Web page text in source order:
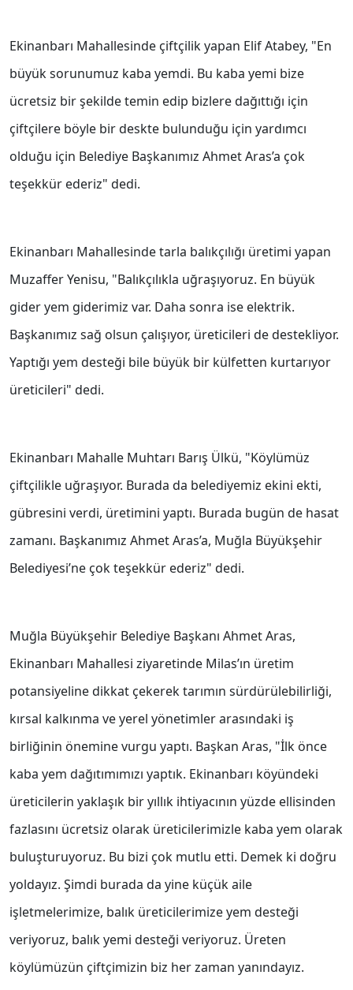
Ekinanbarı Mahallesinde çiftçilik yapan Elif Atabey, "En
büyük sorunumuz kaba yemdi. Bu kaba yemi bize
ücretsiz bir şekilde temin edip bizlere dağıttığı için
çiftçilere böyle bir deskte bulunduğu için yardımcı
olduğu için Belediye Başkanımız Ahmet Aras’a çok
teşekkür ederiz" dedi.
Ekinanbarı Mahallesinde tarla balıkçılığı üretimi yapan
Muzaffer Yenisu, "Balıkçılıkla uğraşıyoruz. En büyük
gider yem giderimiz var. Daha sonra ise elektrik.
Başkanımız sağ olsun çalışıyor, üreticileri de destekliyor.
Yaptığı yem desteği bile büyük bir külfetten kurtarıyor
üreticileri" dedi.
Ekinanbarı Mahalle Muhtarı Barış Ülkü, "Köylümüz
çiftçilikle uğraşıyor. Burada da belediyemiz ekini ekti,
gübresini verdi, üretimini yaptı. Burada bugün de hasat
zamanı. Başkanımız Ahmet Aras’a, Muğla Büyükşehir
Belediyesi’ne çok teşekkür ederiz" dedi.
Muğla Büyükşehir Belediye Başkanı Ahmet Aras,
Ekinanbarı Mahallesi ziyaretinde Milas’ın üretim
potansiyeline dikkat çekerek tarımın sürdürülebilirliği,
kırsal kalkınma ve yerel yönetimler arasındaki iş
birliğinin önemine vurgu yaptı. Başkan Aras, "İlk önce
kaba yem dağıtımımızı yaptık. Ekinanbarı köyündeki
üreticilerin yaklaşık bir yıllık ihtiyacının yüzde ellisinden
fazlasını ücretsiz olarak üreticilerimizle kaba yem olarak
buluşturuyoruz. Bu bizi çok mutlu etti. Demek ki doğru
yoldayız. Şimdi burada da yine küçük aile
işletmelerimize, balık üreticilerimize yem desteği
veriyoruz, balık yemi desteği veriyoruz. Üreten
köylümüzün çiftçimizin biz her zaman yanındayız.